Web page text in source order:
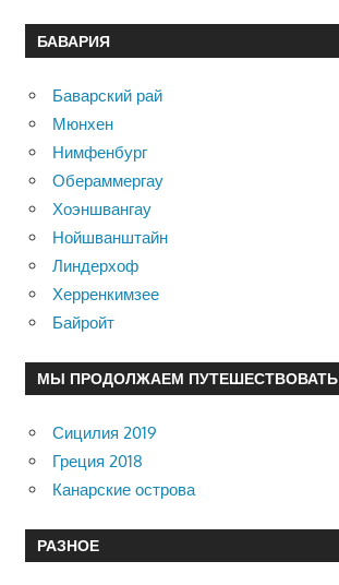
БАВАРИЯ
Баварский рай
Мюнхен
Нимфенбург
Обераммергау
Хоэншвангау
Нойшванштайн
Линдерхоф
Херренкимзее
Байройт
МЫ ПРОДОЛЖАЕМ ПУТЕШЕСТВОВАТЬ
Сицилия 2019
Греция 2018
Канарские острова
РАЗНОЕ